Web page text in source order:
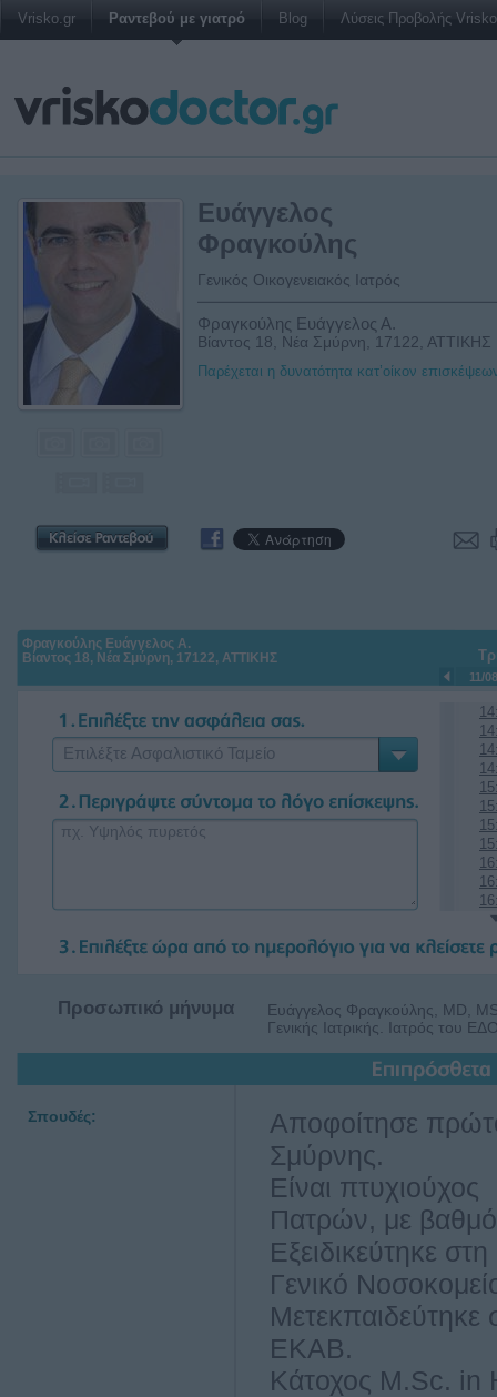
Vrisko.gr Ραντεβού με γιατρό Blog Λύσεις Προβολής
Ευάγγελος
Φραγκούλης
Γενικός Οικογενειακός Ιατρός
Φραγκούλης Ευάγγελος Α.
Βίαντος 18, Νέα Σμύρνη, 17122, ΑΤΤΙΚΗΣ
Παρέχεται η δυνατότητα κατ’οίκον
Φραγκούλης Ευάγγελος Α.
Βίαντος 18, Νέα Σμύρνη, 17122, ΑΤΤΙΚΗΣ
Επιλέξτε Ασφαλιστικό Ταμείο
11/
Προσωπικό μήνυμα
Ευάγγελος Φραγκούλης, MD,
Γενικής Ιατρικής. Ιατρός του
Σπουδές:
Αποφοίτησε
Σμύρνης.
Είναι
Πατρών, με
Εξειδικεύτηκε
Γενικό
Μετεκπαιδεύτηκε
ΕΚΑΒ.
Kάτοχος M.Sc.